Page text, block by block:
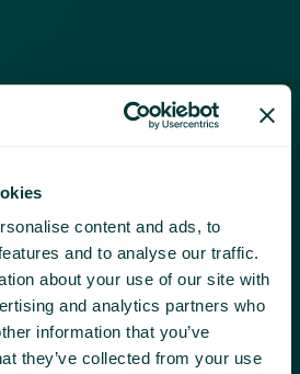
content and ads, to
and to analyse our traffic.
about your use of our site with
and analytics partners who
information that you’ve
they’ve collected from your use